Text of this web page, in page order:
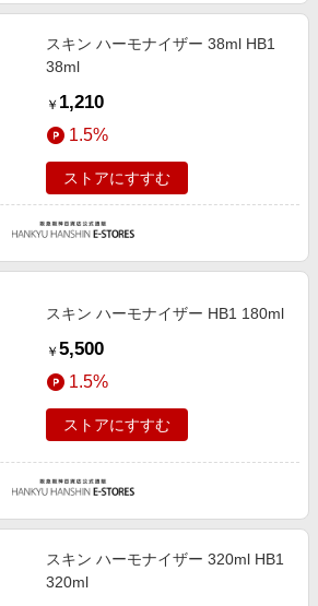
スキン ハーモナイザー 38ml HB1
38ml
￥ 1,210
1.5%
ストアにすすむ
スキン ハーモナイザー HB1 180ml
￥ 5,500
1.5%
ストアにすすむ
スキン ハーモナイザー 320ml HB1
320ml